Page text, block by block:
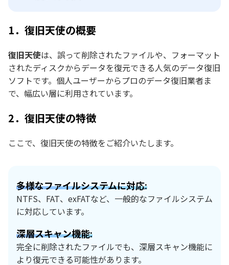
1．復旧天使の概要
復旧天使は、誤って削除されたファイルや、フォーマット
されたディスクからデータを復元できる人気のデータ復旧
ソフトです。個人ユーザーからプロのデータ復旧業者ま
で、幅広い層に利用されています。
2．復旧天使の特徴
ここで、復旧天使の特徴をご紹介いたします。
多様なファイルシステムに対応:
NTFS、FAT、exFATなど、一般的なファイルシステム
に対応しています。
深層スキャン機能:
完全に削除されたファイルでも、深層スキャン機能に
より復元できる可能性があります。